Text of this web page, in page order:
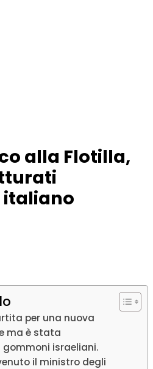
alla Flotilla,
italiano
per una nuova
ma è stata
israeliani.
il ministro degli